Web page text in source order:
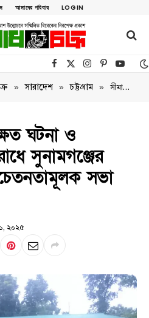
আমাদের পরিবার LOGIN
Facebook
X (Twitter)Instagram
Pinterest
» সারাদেশ » চট্টগ্রাম » সীমান্তে অনাকাঙ্ক্ষিত ঘটনা ও চোরাচালান প্রতিরোধে সুনামগঞ্জের পেকপাড়ায় জনসচেতনতামূলক সভা অনুষ্ঠিত
ঘটনা ও
সুনামগঞ্জের
সভা
২০২৫